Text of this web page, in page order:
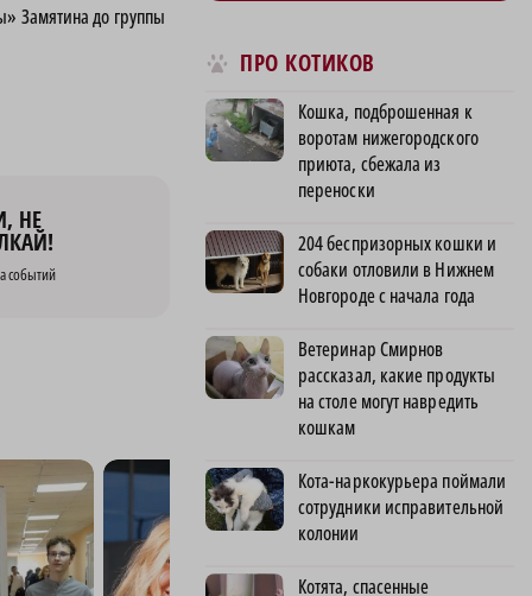
Замятина до группы
НЕ
событий
ПРО КОТИКОВ
Кошка, подброшенная к
воротам нижегородского
приюта, сбежала из
переноски
204 беспризорных кошки и
собаки отловили в Нижнем
Новгороде с начала года
Ветеринар Смирнов
рассказал, какие продукты
на столе могут навредить
кошкам
Кота-наркокурьера поймали
сотрудники исправительной
колонии
Котята, спасенные